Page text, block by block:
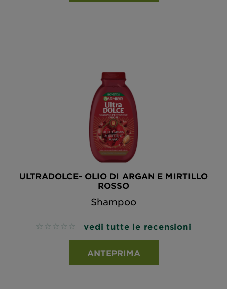
ULTRADOLCE- OLIO DI ARGAN E MIRTILLO
ROSSO
Shampoo
No reviews vedi tutte le recensioni
ANTEPRIMA